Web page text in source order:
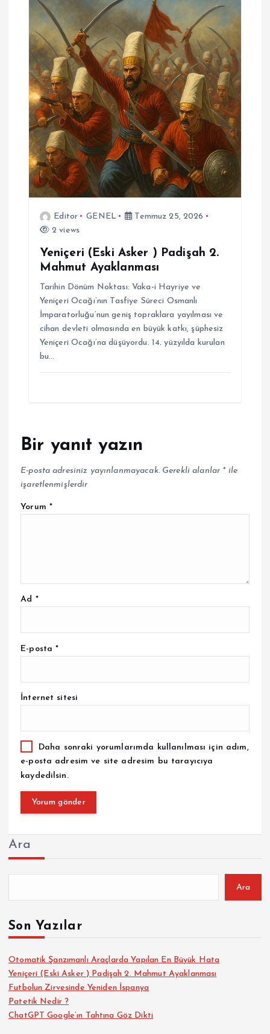
Editor GENEL
Temmuz 25, 2026
2 views
Yeniçeri (Eski Asker ) Padişah 2.
Mahmut Ayaklanması
Tarihin Dönüm Noktası: Vaka-i Hayriye ve
Yeniçeri Ocağı’nın Tasfiye Süreci Osmanlı
İmparatorluğu’nun geniş topraklara yayılması ve
cihan devleti olmasında en büyük katkı, şüphesiz
Yeniçeri Ocağı’na düşüyordu. 14. yüzyılda kurulan
bu…
Bir yanıt yazın
E-posta adresiniz yayınlanmayacak. Gerekli alanlar *ile
işaretlenmişlerdir
Yorum *
Ad *
E-posta*
İnternet sitesi
Daha sonraki yorumlarımda kullanılması için adım,
e-posta adresim ve site adresim bu tarayıcıya
kaydedilsin.
Ara
Ara
Son Yazılar
Otomatik Şanzımanlı Araçlarda Yapılan En Büyük Hata
Yeniçeri (Eski Asker ) Padişah 2. Mahmut Ayaklanması
Futbolun Zirvesinde Yeniden İspanya
Patetik Nedir ?
ChatGPT Google’ın Tahtına Göz Dikti